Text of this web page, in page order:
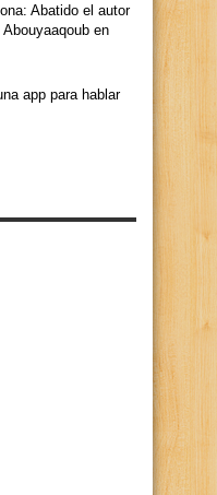
Abatido el autor
en
app para hablar